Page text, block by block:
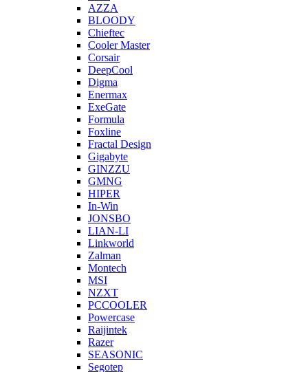
AZZA
BLOODY
Chieftec
Cooler Master
Corsair
DeepCool
Digma
Enermax
ExeGate
Formula
Foxline
Fractal Design
Gigabyte
GINZZU
GMNG
HIPER
In-Win
JONSBO
LIAN-LI
Linkworld
Zalman
Montech
MSI
NZXT
PCCOOLER
Powercase
Raijintek
Razer
SEASONIC
Segotep